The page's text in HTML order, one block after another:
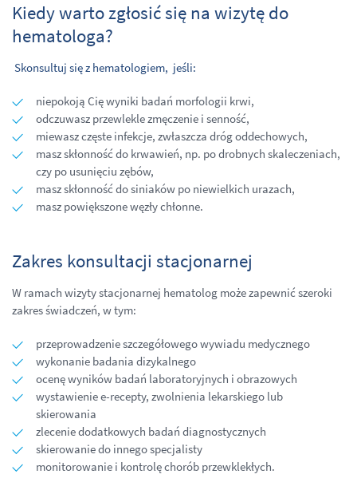
Kiedy warto zgłosić się na wizytę do
hematologa?
Skonsultuj się z hematologiem, jeśli:
niepokoją Cię wyniki badań morfologii krwi,
odczuwasz przewlekle zmęczenie i senność,
miewasz częste infekcje, zwłaszcza dróg oddechowych,
masz skłonność do krwawień, np. po drobnych skaleczeniach,
czy po usunięciu zębów,
masz skłonność do siniaków po niewielkich urazach,
masz powiększone węzły chłonne.
Zakres konsultacji stacjonarnej
W ramach wizyty stacjonarnej hematolog może zapewnić szeroki
zakres świadczeń, w tym:
przeprowadzenie szczegółowego wywiadu medycznego
wykonanie badania dizykalnego
ocenę wyników badań laboratoryjnych i obrazowych
wystawienie e-recepty, zwolnienia lekarskiego lub
skierowania
zlecenie dodatkowych badań diagnostycznych
skierowanie do innego specjalisty
monitorowanie i kontrolę chorób przewklekłych.